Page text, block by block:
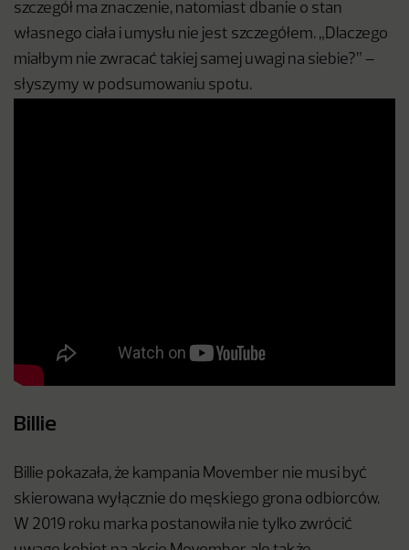
szczegół ma znaczenie, natomiast dbanie o stan
własnego ciała i umysłu nie jest szczegółem. „Dlaczego
miałbym nie zwracać takiej samej uwagi na siebie?” –
słyszymy w podsumowaniu spotu.
Billie
Billie pokazała, że kampania Movember nie musi być
skierowana wyłącznie do męskiego grona odbiorców.
W 2019 roku marka postanowiła nie tylko zwrócić